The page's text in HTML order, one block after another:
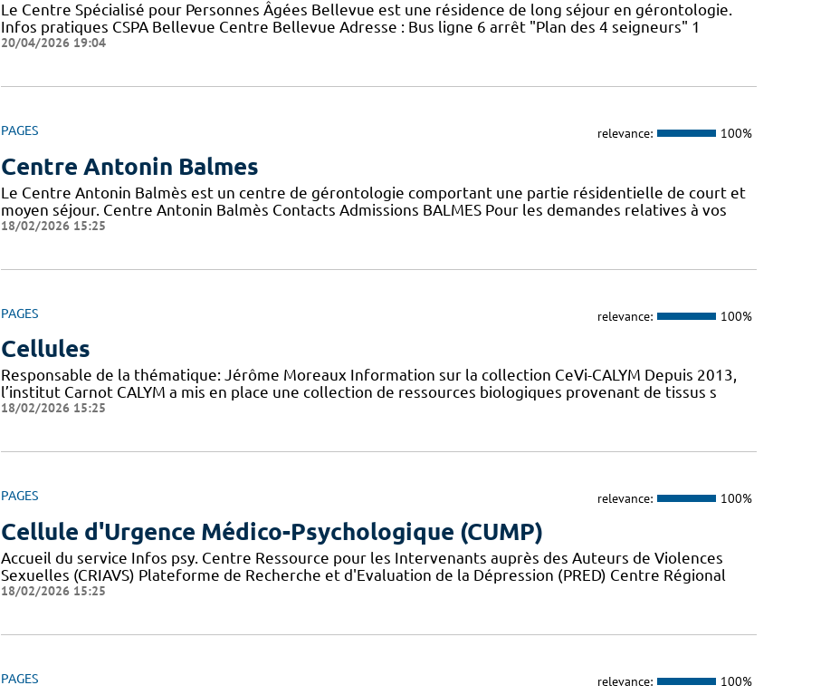
Le Centre Spécialisé pour Personnes Âgées Bellevue est une résidence de long séjour en gérontologie.
Infos pratiques CSPA Bellevue Centre Bellevue Adresse : Bus ligne 6 arrêt "Plan des 4 seigneurs" 1
20/04/2026 19:04
PAGES relevance: 100%
Centre Antonin Balmes
Le Centre Antonin Balmès est un centre de gérontologie comportant une partie résidentielle de court et
moyen séjour. Centre Antonin Balmès Contacts Admissions BALMES Pour les demandes relatives à vos
18/02/2026 15:25
PAGES relevance: 100%
Cellules
Responsable de la thématique: Jérôme Moreaux Information sur la collection CeVi-CALYM Depuis 2013,
l’institut Carnot CALYM a mis en place une collection de ressources biologiques provenant de tissus s
18/02/2026 15:25
PAGES relevance: 100%
Cellule d'Urgence Médico-Psychologique (CUMP)
Accueil du service Infos psy. Centre Ressource pour les Intervenants auprès des Auteurs de Violences
Sexuelles (CRIAVS) Plateforme de Recherche et d'Evaluation de la Dépression (PRED) Centre Régional
18/02/2026 15:25
PAGES relevance: 100%